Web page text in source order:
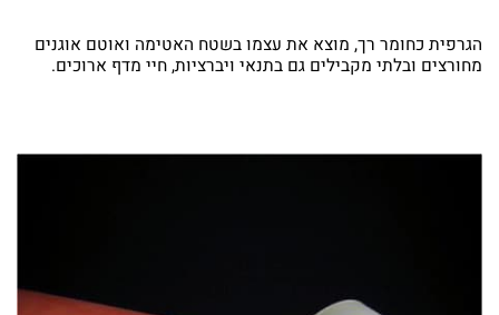
הגרפית כחומר רך, מוצא את עצמו בשטח האטימה ואוטם אוגנים
מחורצים ובלתי מקבילים גם בתנאי ויברציות, חיי מדף ארוכים.